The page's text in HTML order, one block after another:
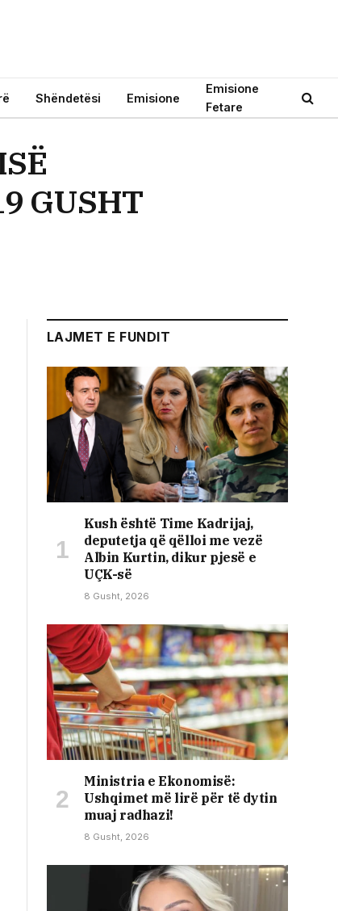
Shëndetësi Emisione
Emisione
Fetare
GUSHT
LAJMET E FUNDIT
Kush është Time Kadrijaj,
deputetja që qëlloi me vezë
Albin Kurtin, dikur pjesë e
UÇK-së
8 Gusht, 2026
Ministria e Ekonomisë:
Ushqimet më lirë për të dytin
muaj radhazi!
8 Gusht, 2026